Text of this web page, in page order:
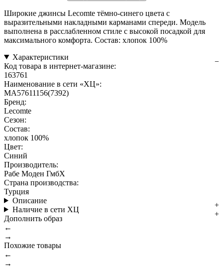
Широкие джинсы Lecomte тёмно-синего цвета с
выразительными накладными карманами спереди. Модель
выполнена в расслабленном стиле с высокой посадкой для
максимального комфорта. Состав: хлопок 100%
Характеристики
Код товара в интернет-магазине:
163761
Наименование в сети «ХЦ»:
MA57611156(7392)
Бренд:
Lecomte
Сезон:
Состав:
хлопок 100%
Цвет:
Синий
Производитель:
Рабе Моден ГмбХ
Страна производства:
Турция
Описание
Наличие в сети ХЦ
Дополнить образ
←
→
Похожие товары
←
→